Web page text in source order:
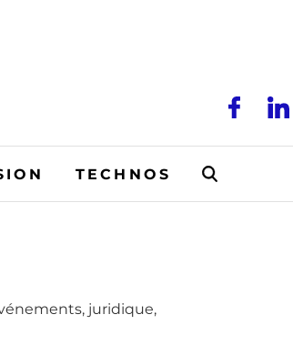
TECHNOS
juridique,